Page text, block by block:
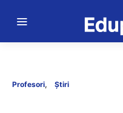
Profesori Știri